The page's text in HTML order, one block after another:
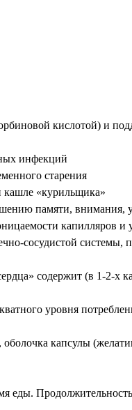
кислотой) и
инфекций
старения
кашле «курильщика»
памяти, внимания,
капилляров и
сосудистой
содержит (в 1-2-х
уровня
капсулы
еды.